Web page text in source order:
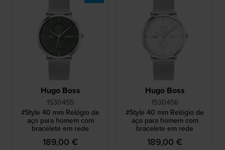
Hugo Boss
1530455
#Style 40 mm Relógio de
aço para homem com
bracelete em rede
189,00 €
Hugo Boss
1530456
#Style 40 mm Relógio de
aço para homem com
bracelete em rede
189,00 €